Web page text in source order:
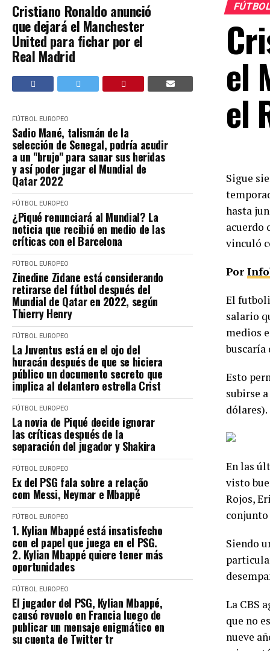
Cristiano Ronaldo anunció
que dejará el Manchester
United para fichar por el
Real Madrid
FÚTBOL EUROPEO
Sadio Mané, talismán de la
selección de Senegal, podría acudir
a un "brujo" para sanar sus heridas
y así poder jugar el Mundial de
Qatar 2022
FÚTBOL EUROPEO
¿Piqué renunciará al Mundial? La
noticia que recibió en medio de las
críticas con el Barcelona
FÚTBOL EUROPEO
Zinedine Zidane está considerando
retirarse del fútbol después del
Mundial de Qatar en 2022, según
Thierry Henry
FÚTBOL EUROPEO
La Juventus está en el ojo del
huracán después de que se hiciera
público un documento secreto que
implica al delantero estrella Crist
FÚTBOL EUROPEO
La novia de Piqué decide ignorar
las críticas después de la
separación del jugador y Shakira
FÚTBOL EUROPEO
Ex del PSG fala sobre a relação
com Messi, Neymar e Mbappé
FÚTBOL EUROPEO
1. Kylian Mbappé está insatisfecho
con el papel que juega en el PSG.
2. Kylian Mbappé quiere tener más
oportunidades
FÚTBOL EUROPEO
El jugador del PSG, Kylian Mbappé,
causó revuelo en Francia luego de
publicar un mensaje enigmático en
su cuenta de Twitter tr
el
el
Sigue
hasta
acuerdo
vinculó
Por
El
salario
medios
buscaría
Esto
subirse
dólares).
En las
visto
Rojos,
Siendo
La CBS
que no
nueve